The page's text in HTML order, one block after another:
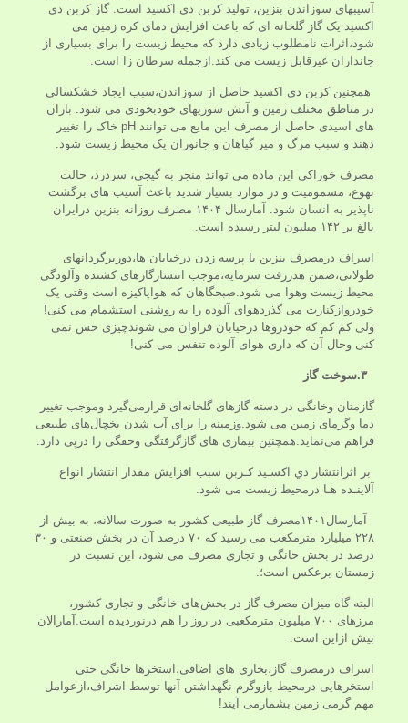
آسیبهای سوزاندن بنزین، تولید کربن دی اکسید است. گاز کربن دی
اکسید یک گاز گلخانه ای که باعث افزایش دمای کره‌ زمین می
‌شود،اثرات نامطلوب زیادی دارد که محیط زیست را برای بسیاری از
جانداران غیرقابل زیست می ‌کند.ازجمله سرطان زا است.
همچنین کربن دی اکسید حاصل از سوزاندن،سبب ایجاد خشکسالی
در مناطق مختلف زمین و آتش سوزیهای خودبخودی می شود. باران
های اسیدی حاصل از مصرف این مایع می ‌توانند pH خاک را تغییر
دهند و سبب مرگ و میر گیاهان و جانوران یک محیط زیست شود.
مصرف خوراکی این ماده می تواند منجر به گیجی، سردرد، حالت
تهوع، مسمومیت و در موارد بسیار شدید باعث آسیب های برگشت
ناپذیر به انسان شود. آمارسال ۱۴۰۴ مصرف روزانه بنزین درایران
بالغ بر ۱۴۲ میلیون لیتر رسیده است.
اسراف درمصرف بنزین با پرسه زدن درخیابان ها،دوربرگردانهای
طولانی،ضمن هدررفت سرمایه،موجب انتشارگازهای کشنده وآلودگی
محیط زیست وهوا می شود.صبحگاهان که هواپاکیزه است وقتی یک
خودروازکنارت می گذردهوای آلوده را به روشنی استشمام می کنی!
ولی کم کم که خودروها درخیابان فراوان می شوندچیزی حس نمی
کنی وحال آن که داری هوای آلوده تنفس می کنی!
۳.سوخت گاز
گازمتان وخانگی در دسته گاز‌های گلخانه‌ای قرارمی‌گیرد وموجب تغییر
دما وگرمای زمین می شود.وزمینه را برای آب شدن یخچال‌های طبیعی
فراهم می‌نماید.همچنین بیماری های گازگرفتگی وخفگی را درپی دارد.
بر اثرانتشار دي اکسـید کـربن سبب افزایش مقدار انتشار انواع
آلاینـده هـا درمحیط زیست می شود.
آمارسال۱۴۰۱مصرف گاز طبیعی کشور به صورت سالانه، به بیش از
۲۲۸ میلیارد مترمکعب می ‌رسید که ۷۰ درصد آن در بخش صنعتی و ۳۰
درصد در بخش خانگی و تجاری مصرف می‌ شود، این نسبت در
زمستان برعکس است؛.
البته گاه میزان مصرف گاز در بخش‌های خانگی و تجاری کشور،
مرزهای ۷۰۰ میلیون مترمکعبی در روز را هم درنوردیده است.آمارالان
بیش ازاین است.
اسراف درمصرف گاز،بخاری های اضافی،استخرها خانگی حتی
استخرهایی درمحیط بازوگرم نگهداشتن آنها توسط اشراف،ازعوامل
مهم گرمی زمین بشمارمی آیند!